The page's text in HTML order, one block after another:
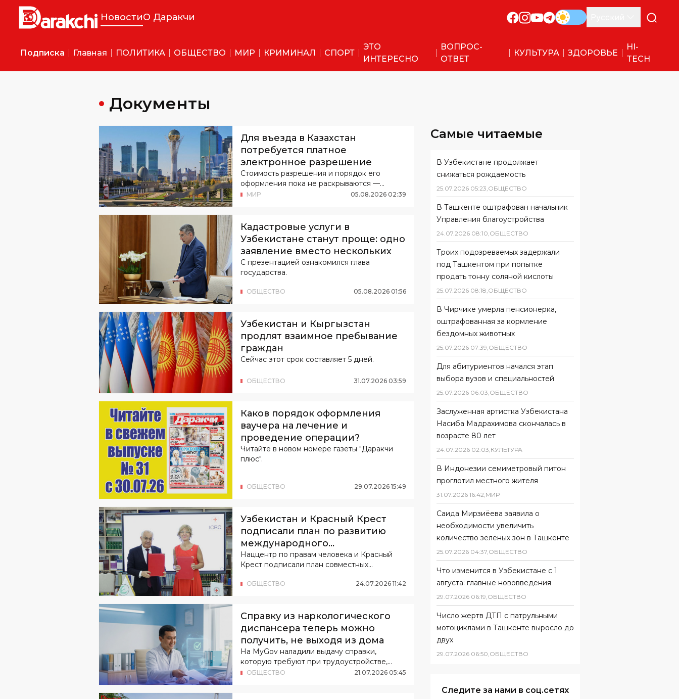
НовостиО Даракчи
Подписка Главная ПОЛИТИКА ОБЩЕСТВО МИР КРИМИНАЛ СПОРТ
ЭТО
ИНТЕРЕСНО
ВОПРОС-
ОТВЕТ
КУЛЬТУРА ЗДОРОВЬЕ
HI-
TECH
Документы
МИР 05.08.2026 02:39
Для въезда в Казахстан
потребуется платное
электронное разрешение
Стоимость разрешения и порядок его
оформления пока не раскрываются —
проект постановления находится на стадии
ОБЩЕСТВО 05.08.2026 01:56
Кадастровые услуги в
Узбекистане станут проще: одно
заявление вместо нескольких
С презентацией ознакомился глава
государства.
ОБЩЕСТВО 31.07.2026 03:59
Узбекистан и Кыргызстан
продлят взаимное пребывание
граждан
Сейчас этот срок составляет 5 дней.
ОБЩЕСТВО 29.07.2026 15:49
Каков порядок оформления
ваучера на лечение и
проведение операции?
Читайте в новом номере газеты "Даракчи
плюс".
ОБЩЕСТВО 24.07.2026 11:42
Узбекистан и Красный Крест
подписали план по развитию
международного
гуманитарного права
Наццентр по правам человека и Красный
Крест подписали план совместных
ОБЩЕСТВО 21.07.2026 05:45
Справку из наркологического
диспансера теперь можно
получить, не выходя из дома
На MyGov наладили выдачу справки,
которую требуют при трудоустройстве,
получении водительского удостоверения и
Самые читаемые
В Узбекистане продолжает
снижаться рождаемость
25.07.2026 05:23,ОБЩЕСТВО
В Ташкенте оштрафован начальник
Управления благоустройства
24.07.2026 08:10,ОБЩЕСТВО
Троих подозреваемых задержали
под Ташкентом при попытке
продать тонну соляной кислоты
25.07.2026 08:18,ОБЩЕСТВО
В Чирчике умерла пенсионерка,
оштрафованная за кормление
бездомных животных
25.07.2026 07:39,ОБЩЕСТВО
Для абитуриентов начался этап
выбора вузов и специальностей
25.07.2026 06:03,ОБЩЕСТВО
Заслуженная артистка Узбекистана
Насиба Мадрахимова скончалась в
возрасте 80 лет
24.07.2026 02:03,КУЛЬТУРА
В Индонезии семиметровый питон
проглотил местного жителя
31.07.2026 16:42,МИР
Саида Мирзиёева заявила о
необходимости увеличить
количество зелёных зон в Ташкенте
25.07.2026 04:37,ОБЩЕСТВО
Что изменится в Узбекистане с 1
августа: главные нововведения
29.07.2026 06:19,ОБЩЕСТВО
Число жертв ДТП с патрульными
мотоциклами в Ташкенте выросло до
двух
29.07.2026 06:50,ОБЩЕСТВО
Следите за нами в соц.сетях